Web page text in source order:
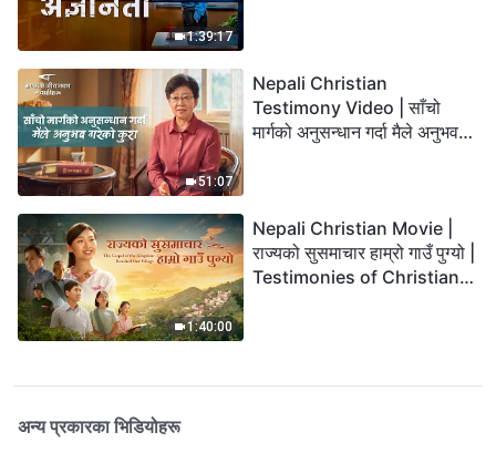
1:39:17
51:07
Nepali Christian
Testimony Video | साँचो
मार्गको अनुसन्धान गर्दा मैले अनुभव
1:40:00
Nepali Christian Movie |
राज्यको सुसमाचार हाम्रो गाउँ पुग्यो |
Testimonies of Christians
अन्य प्रकारका भिडियोहरू